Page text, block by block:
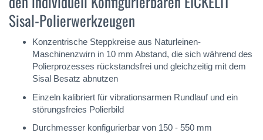
Sisal-Polierwerkzeugen
Konzentrische Steppkreise aus Naturleinen-
Maschinenzwirn in 10 mm Abstand, die sich während des
Polierprozesses rückstandsfrei und gleichzeitig mit dem
Sisal Besatz abnutzen
Einzeln kalibriert für vibrationsarmen Rundlauf und ein
störungsfreies Polierbild
Durchmesser konfigurierbar von 150 - 550 mm